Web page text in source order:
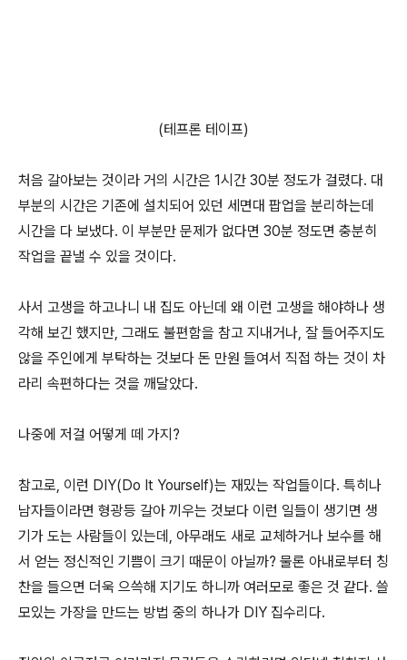
(테프론 테이프)
처음 갈아보는 것이라 거의 시간은 1시간 30분 정도가 걸렸다. 대
부분의 시간은 기존에 설치되어 있던 세면대 팝업을 분리하는데
시간을 다 보냈다. 이 부분만 문제가 없다면 30분 정도면 충분히
작업을 끝낼 수 있을 것이다.
사서 고생을 하고나니 내 집도 아닌데 왜 이런 고생을 해야하나 생
각해 보긴 했지만, 그래도 불편함을 참고 지내거나, 잘 들어주지도
않을 주인에게 부탁하는 것보다 돈 만원 들여서 직접 하는 것이 차
라리 속편하다는 것을 깨달았다.
나중에 저걸 어떻게 떼 가지?
참고로, 이런 DIY(Do It Yourself)는 재밌는 작업들이다. 특히나
남자들이라면 형광등 갈아 끼우는 것보다 이런 일들이 생기면 생
기가 도는 사람들이 있는데, 아무래도 새로 교체하거나 보수를 해
서 얻는 정신적인 기쁨이 크기 때문이 아닐까? 물론 아내로부터 칭
찬을 들으면 더욱 으쓱해 지기도 하니까 여러모로 좋은 것 같다. 쓸
모있는 가장을 만드는 방법 중의 하나가 DIY 집수리다.